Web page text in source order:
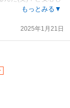
ンちゃんの強くな
す。そんなフランち
お布団掛けてあげ
と娘みたいで二人
もっとみる▼
2025年1月21日